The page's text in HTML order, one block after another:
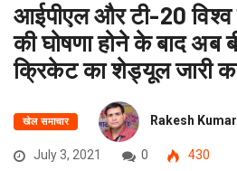
आईपीएल और टी-20
की घोषणा होने के बाद अब
क्रिकेट का शेड्यूल जारी
खेल समाचार Rakesh
July 3, 2021 0 430